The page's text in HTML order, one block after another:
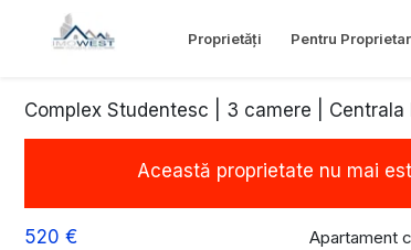
Proprietăți Pentru
Complex Studentesc | 3 camere | Centrala
Această proprietate nu mai
520 € Apartament